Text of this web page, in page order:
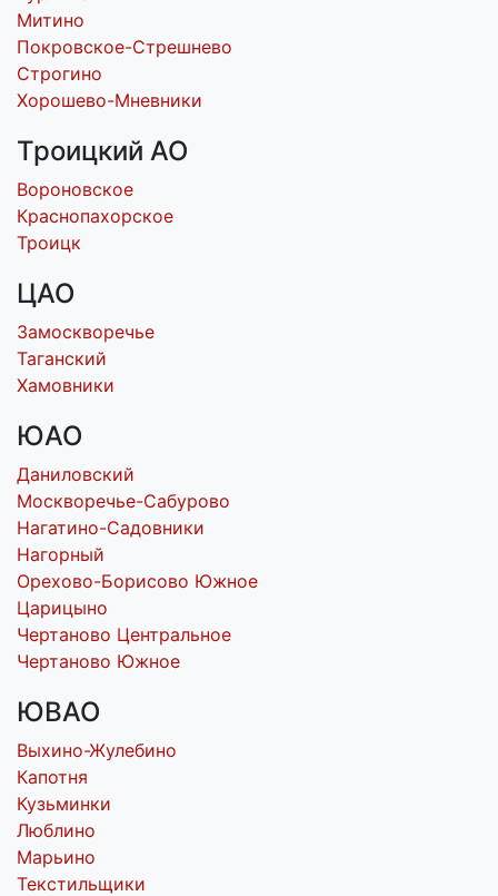
Митино
Покровское-Стрешнево
Строгино
Хорошево-Мневники
Троицкий АО
Вороновское
Краснопахорское
Троицк
ЦАО
Замоскворечье
Таганский
Хамовники
ЮАО
Даниловский
Москворечье-Сабурово
Нагатино-Садовники
Нагорный
Орехово-Борисово Южное
Царицыно
Чертаново Центральное
Чертаново Южное
ЮВАО
Выхино-Жулебино
Капотня
Кузьминки
Люблино
Марьино
Текстильщики